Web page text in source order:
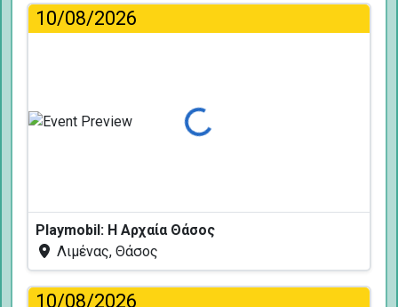
10/08/2026
Φόρτωση...
Playmobil: Η Αρχαία Θάσος
Λιμένας, Θάσος
10/08/2026